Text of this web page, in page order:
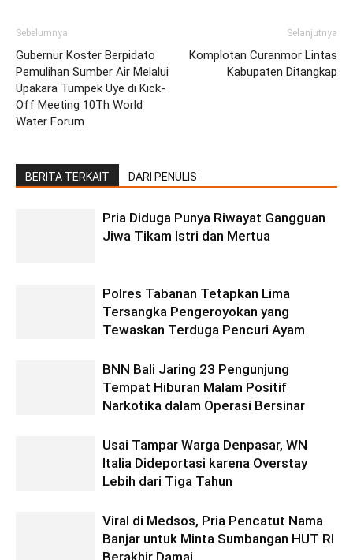
Sebelumnya
Gubernur Koster Berpidato
Pemulihan Sumber Air Melalui
Upakara Tumpek Uye di Kick-
Off Meeting 10Th World
Water Forum
Selanjutnya
Komplotan Curanmor Lintas
Kabupaten Ditangkap
BERITA TERKAIT DARI PENULIS
Pria Diduga Punya Riwayat Gangguan
Jiwa Tikam Istri dan Mertua
Polres Tabanan Tetapkan Lima
Tersangka Pengeroyokan yang
Tewaskan Terduga Pencuri Ayam
BNN Bali Jaring 23 Pengunjung
Tempat Hiburan Malam Positif
Narkotika dalam Operasi Bersinar
Usai Tampar Warga Denpasar, WN
Italia Dideportasi karena Overstay
Lebih dari Tiga Tahun
Viral di Medsos, Pria Pencatut Nama
Banjar untuk Minta Sumbangan HUT RI
Berakhir Damai